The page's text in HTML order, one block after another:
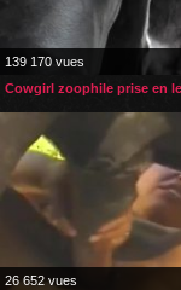
139 170 vues
26 652 vues